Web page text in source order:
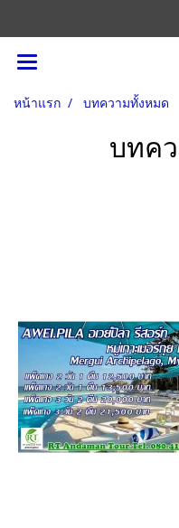
หน้าแรก บทความทั้งหมด
บทค